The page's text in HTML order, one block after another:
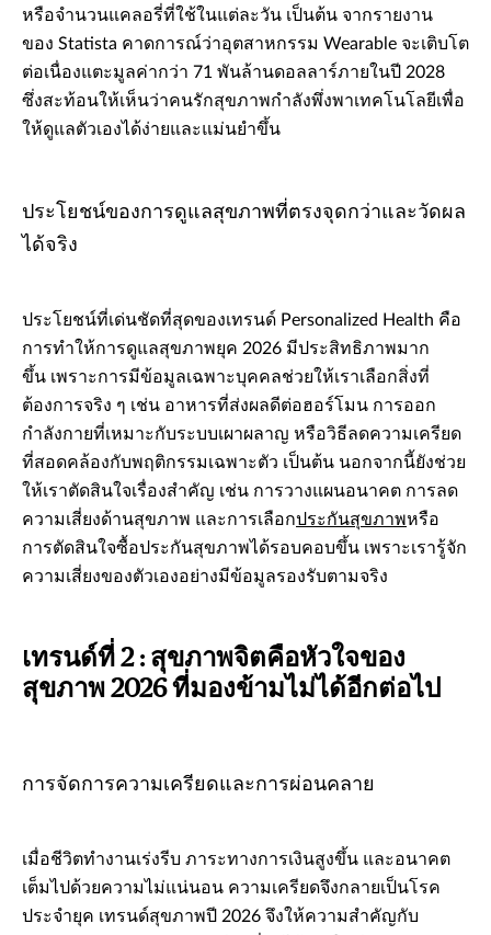
หรือจำนวนแคลอรี่ที่ใช้ในแต่ละวัน เป็นต้น จากรายงาน
ของ Statista คาดการณ์ว่าอุตสาหกรรม Wearable จะเติบโต
ต่อเนื่องแตะมูลค่ากว่า 71 พันล้านดอลลาร์ภายในปี 2028
ซึ่งสะท้อนให้เห็นว่าคนรักสุขภาพกำลังพึ่งพาเทคโนโลยีเพื่อ
ให้ดูแลตัวเองได้ง่ายและแม่นยำขึ้น
ประโยชน์ของการดูแลสุขภาพที่ตรงจุดกว่าและวัดผล
ได้จริง
ประโยชน์ที่เด่นชัดที่สุดของเทรนด์ Personalized Health คือ
การทำให้การดูแลสุขภาพยุค 2026 มีประสิทธิภาพมาก
ขึ้น เพราะการมีข้อมูลเฉพาะบุคคลช่วยให้เราเลือกสิ่งที่
ต้องการจริง ๆ เช่น อาหารที่ส่งผลดีต่อฮอร์โมน การออก
กำลังกายที่เหมาะกับระบบเผาผลาญ หรือวิธีลดความเครียด
ที่สอดคล้องกับพฤติกรรมเฉพาะตัว เป็นต้น นอกจากนี้ยังช่วย
ให้เราตัดสินใจเรื่องสำคัญ เช่น การวางแผนอนาคต การลด
ความเสี่ยงด้านสุขภาพ และการเลือกประกันสุขภาพหรือ
การตัดสินใจซื้อประกันสุขภาพได้รอบคอบขึ้น เพราะเรารู้จัก
ความเสี่ยงของตัวเองอย่างมีข้อมูลรองรับตามจริง
เทรนด์ที่ 2 : สุขภาพจิตคือหัวใจของ
สุขภาพ 2026 ที่มองข้ามไม่ได้อีกต่อไป
การจัดการความเครียดและการผ่อนคลาย
เมื่อชีวิตทำงานเร่งรีบ ภาระทางการเงินสูงขึ้น และอนาคต
เต็มไปด้วยความไม่แน่นอน ความเครียดจึงกลายเป็นโรค
ประจำยุค เทรนด์สุขภาพปี 2026 จึงให้ความสำคัญกับ